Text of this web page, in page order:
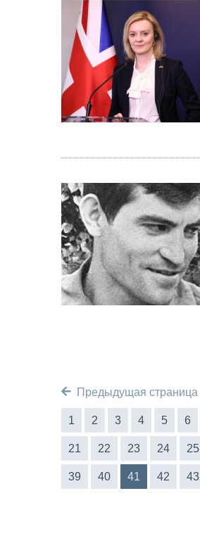
Предыдущая страница
1 2 3 4 5 6
21 22 23 24 25
39 40 41 42 43